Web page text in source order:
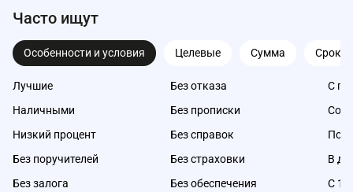
Часто ищут
Особенности и условия Целевые Сумма Срок
Лучшие
Наличными
Низкий процент
Без поручителей
Без залога
Без отказа
Без прописки
Без справок
Без страховки
Без обеспечения
С
Со
Под
В
С 18